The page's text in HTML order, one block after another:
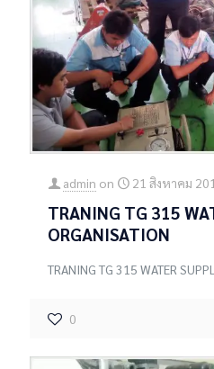
admin on 21 สิงหาคม
TRANING TG 315
ORGANISATION
TRANING TG 315 WATER SUPPL
0